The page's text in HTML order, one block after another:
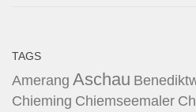
TAGS
Amerang Aschau
Chieming Chiemseemaler